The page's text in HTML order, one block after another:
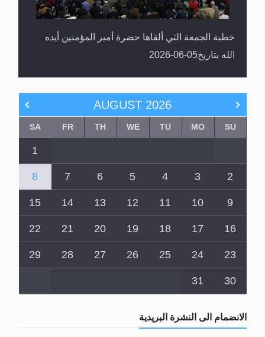
خطبة الجمعة التي ألقاها حضرة أمير المؤمنين أيده
الله بتاريخ05-06-2026
AUGUST 2026
SU
MO
TU
WE
TH
FR
SA
1
2
3
4
5
6
7
8
9
10
11
12
13
14
15
16
17
18
19
20
21
22
23
24
25
26
27
28
29
30
31
الانضمام الى النشرة البريدية